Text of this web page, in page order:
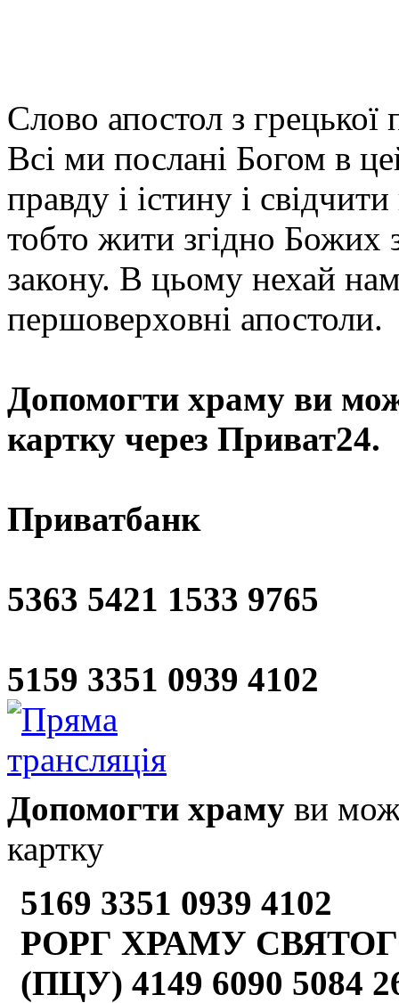
Слово апостол з грецької
Всі ми послані Богом в
правду і істину і
тобто жити згідно Божих
закону. В цьому нехай
першоверховні апостоли.
Допомогти храму ви
картку через Приват24.
Приватбанк
5363 5421 1533 9765
5159 3351 0939 4102
Допомогти храму ви
картку
5169 3351 0939 4102
РОРГ ХРАМУ
(ПЦУ) 4149 6090 5084